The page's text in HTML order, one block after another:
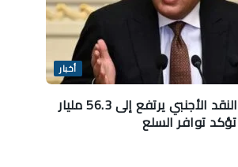
أخبار
مدبولي: احتياطي النقد الأجنبي يرتفع إلى 56.3 مليار
توافر السلع